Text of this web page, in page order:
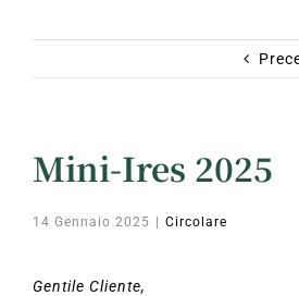
Mini-Ires 2025
14 Gennaio 2025 Circolare
Gentile Cliente,